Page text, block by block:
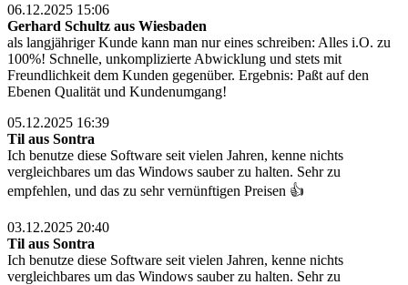
06.12.2025 15:06
Gerhard Schultz aus Wiesbaden
als langjähriger Kunde kann man nur eines schreiben: Alles i.O. zu
100%! Schnelle, unkomplizierte Abwicklung und stets mit
Freundlichkeit dem Kunden gegenüber. Ergebnis: Paßt auf den
Ebenen Qualität und Kundenumgang!
05.12.2025 16:39
Til aus Sontra
Ich benutze diese Software seit vielen Jahren, kenne nichts
vergleichbares um das Windows sauber zu halten. Sehr zu
empfehlen, und das zu sehr vernünftigen Preisen 👍
03.12.2025 20:40
Til aus Sontra
Ich benutze diese Software seit vielen Jahren, kenne nichts
vergleichbares um das Windows sauber zu halten. Sehr zu